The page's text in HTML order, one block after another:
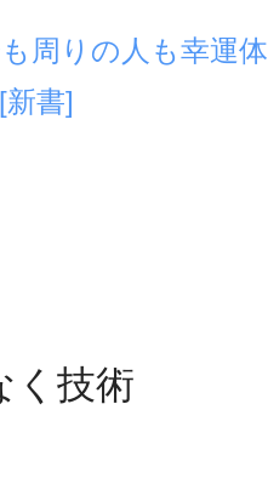
周りの人も幸運
書]
く技術